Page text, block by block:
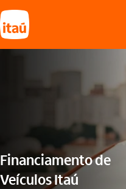
Financiamento de
Veículos Itaú